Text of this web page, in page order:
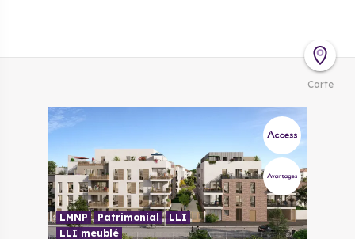
Carte
LMNP Patrimonial
LLI
LLI meublé